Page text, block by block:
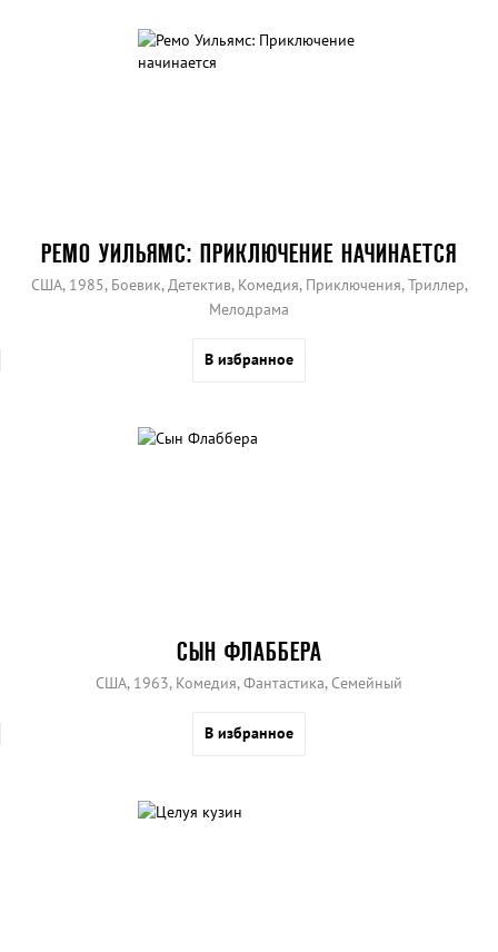
РЕМО УИЛЬЯМС: ПРИКЛЮЧЕНИЕ НАЧИНАЕТСЯ
США, 1985, Боевик, Детектив, Комедия, Приключения, Триллер,
Мелодрама
В избранное
СЫН ФЛАББЕРА
США, 1963, Комедия, Фантастика, Семейный
В избранное